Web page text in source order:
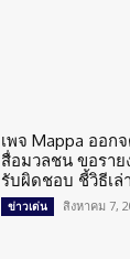
เพจ Mappa ออก
สื่อมวลชน ขอราย
รับผิดชอบ ชี้วิธีเ
ข่าวเด่น สิงหาคม 7,